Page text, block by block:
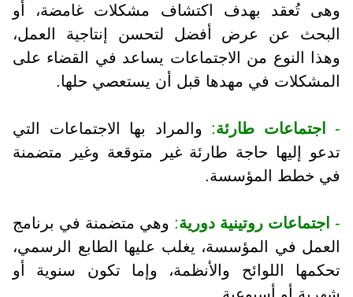
وهى تُعقد بهدف اكتشاف مشكلات غامضة، أو
البحث عن عرض أفضل لتحسن إنتاجية العمل،
وهذا النوع من الاجتماعات يساعد في القضاء على
المشكلات في مهدها قبل أن يستعصي حلها.
- اجتماعات طارئة: والمراد بها الاجتماعات التي
تدعو إليها حاجة طارئة غير متوقعة وغير متضمنة
في خطط المؤسسة.
- اجتماعات روتينية دورية: وهي متضمنة في برنامج
العمل في المؤسسة، يغلب عليها الطابع الرسمي،
تحكمها اللوائح والأنظمة، وإما تكون سنوية أو